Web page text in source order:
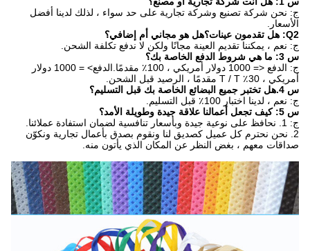
ج: نحن شركة تصنيع وشركة تجارية على حد سواء ، لذلك لدينا أفضل
الأسعار.
Q2: هل تقدمون عينات؟هل هو مجاني أم إضافي؟
ج: نعم ، يمكننا تقديم العينة مجانًا ولكن لا ندفع تكلفة الشحن.
س 3: ما هي شروط الدفع الخاصة بك؟
ج: الدفع <= 1000 دولار أمريكي ، 100٪ مقدمًا.الدفع> = 1000 دولار
أمريكي ، 30٪ T / T مقدمًا ، الرصيد قبل الشحن.
س 4.هل تختبر جميع البضائع الخاصة بك قبل التسليم؟
ج: نعم ، لدينا اختبار 100٪ قبل التسليم.
س 5: كيف تجعل أعمالنا علاقة جيدة وطويلة الأمد؟
ج: 1. نحافظ على نوعية جيدة وبأسعار تنافسية لضمان استفادة عملائنا.
2. نحن نحترم كل عميل كصديق لنا ونقوم بصدق بأعمال تجارية ونكوّن
صداقات معهم ، بغض النظر عن المكان الذي يأتون منه.